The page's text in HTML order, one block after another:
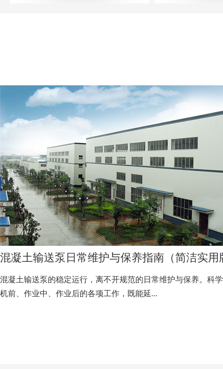
混凝土输送泵日常维护与保养指南（简洁实用
混凝土输送泵的稳定运行，离不开规范的日常维护与保养。科
机前、作业中、作业后的各项工作，既能延...